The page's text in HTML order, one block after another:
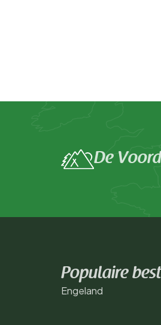
De
Populaire
Engeland